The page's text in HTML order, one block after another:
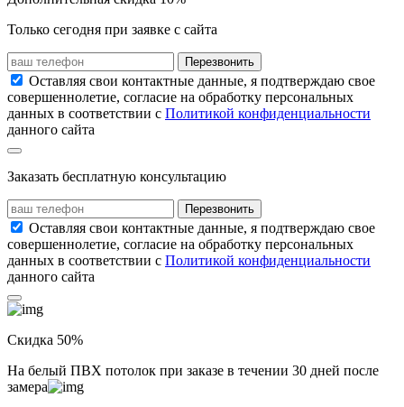
Только сегодня при заявке с сайта
Перезвонить
Оставляя свои контактные данные, я подтверждаю свое
совершеннолетие, согласие на обработку персональных
данных в соответствии с Политикой конфиденциальности
данного сайта
Заказать бесплатную консультацию
Перезвонить
Оставляя свои контактные данные, я подтверждаю свое
совершеннолетие, согласие на обработку персональных
данных в соответствии с Политикой конфиденциальности
данного сайта
Скидка 50%
На белый ПВХ потолок при заказе в течении 30 дней после
замера